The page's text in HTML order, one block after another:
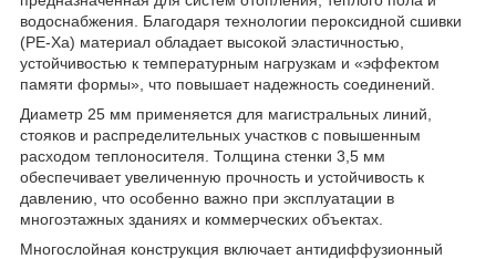
водоснабжения. Благодаря технологии пероксидной сшивки
(PE-Xa) материал обладает высокой эластичностью,
устойчивостью к температурным нагрузкам и «эффектом
памяти формы», что повышает надежность соединений.
Диаметр 25 мм применяется для магистральных линий,
стояков и распределительных участков с повышенным
расходом теплоносителя. Толщина стенки 3,5 мм
обеспечивает увеличенную прочность и устойчивость к
давлению, что особенно важно при эксплуатации в
многоэтажных зданиях и коммерческих объектах.
Многослойная конструкция включает антидиффузионный